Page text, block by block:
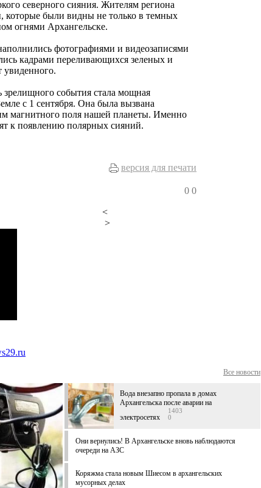
северного сияния. Жителям региона
которые были видны не только в темных
огнями Архангельске.
фотографиями и видеозаписями
кадрами переливающихся зеленых и
увиденного.
события стала мощная
с 1 сентября. Она была вызвана
магнитного поля нашей планеты. Именно
к появлению полярных сияний.
версия для печати
0 0
<
>
Все новости
Вода внезапно пропала в домах
Архангельска после аварии на
электросетях
1403
0
Они вернулись! В Архангельске вновь наблюдаются
очереди на АЗС
Коряжма стала новым Шиесом в архангельских
мусорных делах